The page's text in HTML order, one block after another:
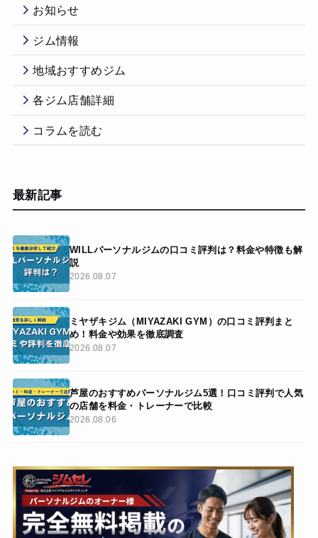
お知らせ
ジム情報
地域おすすめジム
各ジム店舗詳細
コラムを読む
最新記事
WILLパーソナルジムの口コミ評判は？料金や特徴も解
説
2026.08.07
ミヤザキジム（MIYAZAKI GYM）の口コミ評判まと
め！料金や効果を徹底調査
2026.08.07
芦屋のおすすめパーソナルジム5選！口コミ評判で人気
の店舗を料金・トレーナーで比較
2026.08.06